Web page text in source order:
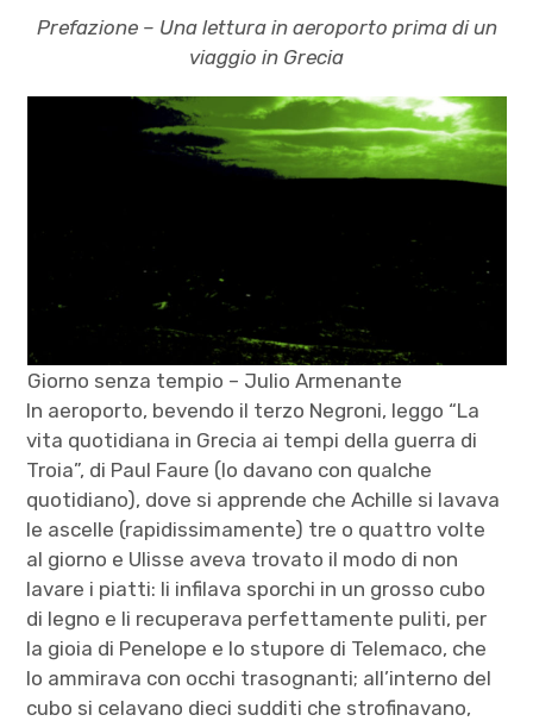
Prefazione – Una lettura in aeroporto prima di un
viaggio in Grecia
Giorno senza tempio – Julio Armenante
In aeroporto, bevendo il terzo Negroni, leggo “La
vita quotidiana in Grecia ai tempi della guerra di
Troia”, di Paul Faure (lo davano con qualche
quotidiano), dove si apprende che Achille si lavava
le ascelle (rapidissimamente) tre o quattro volte
al giorno e Ulisse aveva trovato il modo di non
lavare i piatti: li infilava sporchi in un grosso cubo
di legno e li recuperava perfettamente puliti, per
la gioia di Penelope e lo stupore di Telemaco, che
lo ammirava con occhi trasognanti; all’interno del
cubo si celavano dieci sudditi che strofinavano,